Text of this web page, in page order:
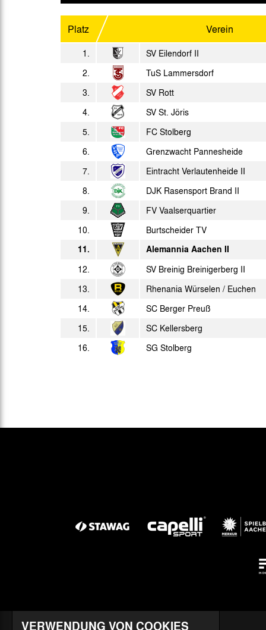
Platz Verein
1. SV Eilendorf II
2. TuS Lammersdorf
3. SV Rott
4. SV St. Jöris
5. FC Stolberg
6. Grenzwacht Pannesheide
7. Eintracht Verlautenheide II
8. DJK Rasensport Brand II
9. FV Vaalserquartier
10. Burtscheider TV
11.
Alemannia Aachen II
12. SV Breinig Breinigerberg II
13. Rhenania Würselen / Euchen
14. SC Berger Preuß
15. SC Kellersberg
16. SG Stolberg
VERWENDUNG VON COOKIES